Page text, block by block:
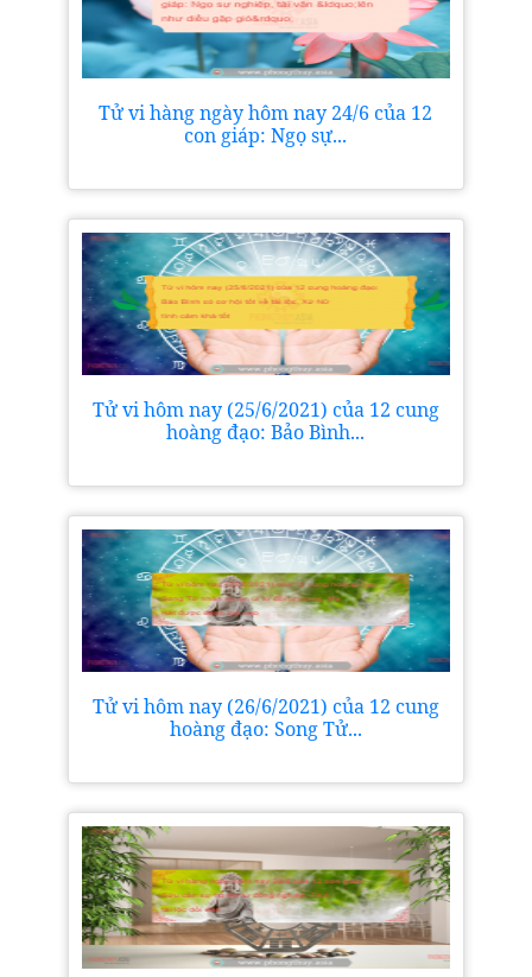
Tử vi hàng ngày hôm nay 24/6 của 12
con giáp: Ngọ sự...
Tử vi hôm nay (25/6/2021) của 12 cung
hoàng đạo: Bảo Bình...
Tử vi hôm nay (26/6/2021) của 12 cung
hoàng đạo: Song Tử...